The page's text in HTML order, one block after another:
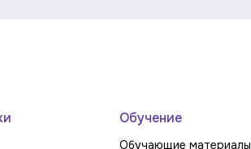
Обучение
Обучающие материалы